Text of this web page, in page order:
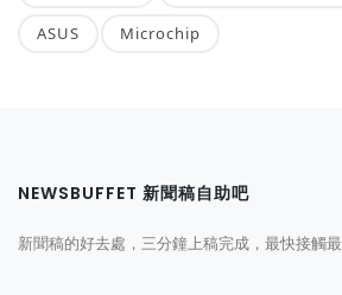
ASUS Microchip
NEWSBUFFET 新聞稿自助吧
新聞稿的好去處，三分鐘上稿完成，最快接觸